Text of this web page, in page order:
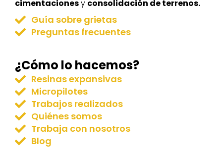
cimentacionesy consolidación de terrenos.
Guía sobre grietas
Preguntas frecuentes
¿Cómo lo hacemos?
Resinas expansivas
Micropilotes
Trabajos realizados
Quiénes somos
Trabaja con nosotros
Blog